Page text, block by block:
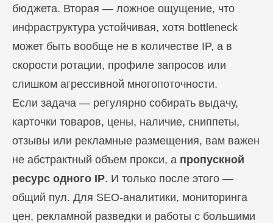
бюджета. Вторая — ложное ощущение, что
инфраструктура устойчивая, хотя bottleneck
может быть вообще не в количестве IP, а в
скорости ротации, профиле запросов или
слишком агрессивной многопоточности.
Если задача — регулярно собирать выдачу,
карточки товаров, цены, наличие, сниппеты,
отзывы или рекламные размещения, вам важен
не абстрактный объем прокси, а пропускной
ресурс одного IP. И только после этого —
общий пул. Для SEO-аналитики, мониторинга
цен, рекламной разведки и работы с большими